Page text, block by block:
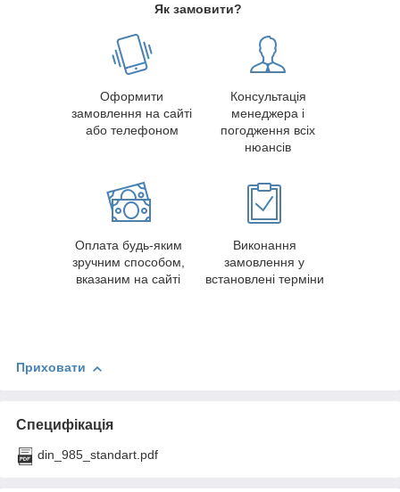
Як замовити?
Оформити
замовлення на сайті
або телефоном
Консультація
менеджера і
погодження всіх
нюансів
Оплата будь-яким
зручним способом,
вказаним на сайті
Виконання
замовлення у
встановлені терміни
Приховати
Специфікація
din_985_standart.pdf